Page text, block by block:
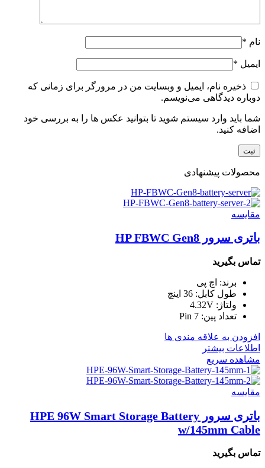
نام *
ایمیل *
ذخیره نام، ایمیل و وبسایت من در مرورگر برای زمانی که
دوباره دیدگاهی می‌نویسم.
شما باید وارد سیستم شوید تا بتوانید عکس ها را به بررسی خود
اضافه کنید.
محصولات پیشنهادی
مقایسه
باتری سرور HP FBWC Gen8
تماس بگیرید
برند: اچ پی
طول کابل: 36 اینچ
ولتاژ: 4.32V
تعداد پین: 7 Pin
افزودن به علاقه مندی ها
اطلاعات بیشتر
مشاهده سریع
مقایسه
باتری سرور HPE 96W Smart Storage Battery
w/145mm Cable
تماس بگیرید